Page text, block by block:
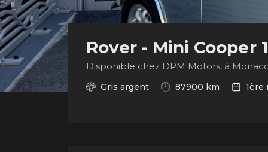
Rover - Mini Cooper
Disponible chez DPM Motors, à
Gris argent 87900 km 1ère